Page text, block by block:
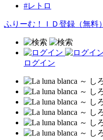
#レトロ
ふりーむ！ＩＤ登録（無料）
ログイン